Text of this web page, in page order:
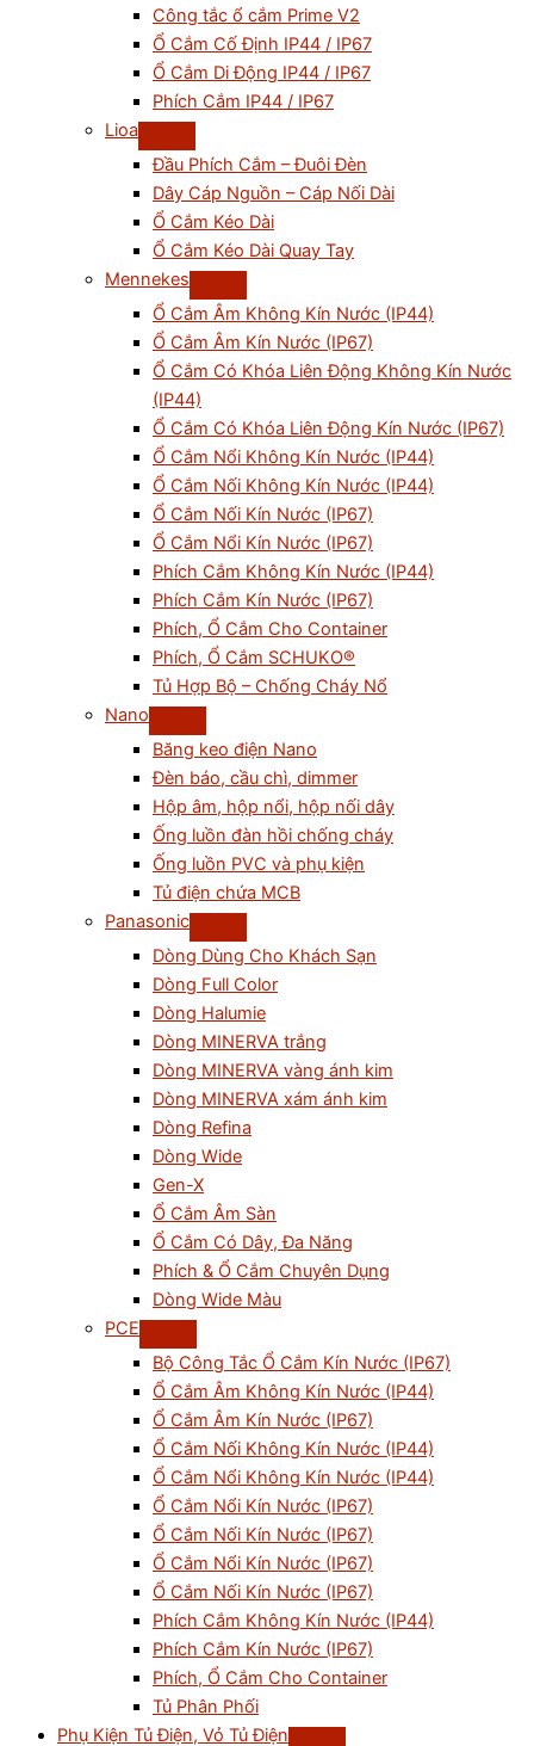
Công tắc ổ cắm Prime V2
Ổ Cắm Cố Định IP44 / IP67
Ổ Cắm Di Động IP44 / IP67
Phích Cắm IP44 / IP67
Lioa
Đầu Phích Cắm – Đuôi Đèn
Dây Cáp Nguồn – Cáp Nối Dài
Ổ Cắm Kéo Dài
Ổ Cắm Kéo Dài Quay Tay
Mennekes
Ổ Cắm Âm Không Kín Nước (IP44)
Ổ Cắm Âm Kín Nước (IP67)
Ổ Cắm Có Khóa Liên Động Không Kín Nước
(IP44)
Ổ Cắm Có Khóa Liên Động Kín Nước (IP67)
Ổ Cắm Nổi Không Kín Nước (IP44)
Ổ Cắm Nối Không Kín Nước (IP44)
Ổ Cắm Nối Kín Nước (IP67)
Ổ Cắm Nổi Kín Nước (IP67)
Phích Cắm Không Kín Nước (IP44)
Phích Cắm Kín Nước (IP67)
Phích, Ổ Cắm Cho Container
Phích, Ổ Cắm SCHUKO®
Tủ Hợp Bộ – Chống Cháy Nổ
Nano
Băng keo điện Nano
Đèn báo, cầu chì, dimmer
Hộp âm, hộp nổi, hộp nối dây
Ống luồn đàn hồi chống cháy
Ống luồn PVC và phụ kiện
Tủ điện chứa MCB
Panasonic
Dòng Dùng Cho Khách Sạn
Dòng Full Color
Dòng Halumie
Dòng MINERVA trắng
Dòng MINERVA vàng ánh kim
Dòng MINERVA xám ánh kim
Dòng Refina
Dòng Wide
Gen-X
Ổ Cắm Âm Sàn
Ổ Cắm Có Dây, Đa Năng
Phích & Ổ Cắm Chuyên Dụng
Dòng Wide Màu
PCE
Bộ Công Tắc Ổ Cắm Kín Nước (IP67)
Ổ Cắm Âm Không Kín Nước (IP44)
Ổ Cắm Âm Kín Nước (IP67)
Ổ Cắm Nối Không Kín Nước (IP44)
Ổ Cắm Nổi Không Kín Nước (IP44)
Ổ Cắm Nổi Kín Nước (IP67)
Ổ Cắm Nối Kín Nước (IP67)
Ổ Cắm Nổi Kín Nước (IP67)
Ổ Cắm Nối Kín Nước (IP67)
Phích Cắm Không Kín Nước (IP44)
Phích Cắm Kín Nước (IP67)
Phích, Ổ Cắm Cho Container
Tủ Phân Phối
Phụ Kiện Tủ Điện, Vỏ Tủ Điện